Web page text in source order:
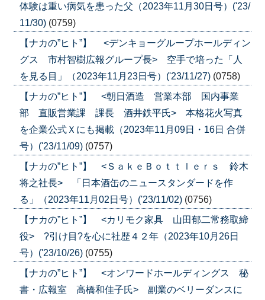
体験は重い病気を患った父（2023年11月30日号）('23/
11/30) (0759)
【ナカの”ヒト”】 <デンキョーグループホールディン
グス 市村智樹広報グループ長> 空手で培った「人
を見る目」（2023年11月23日号）('23/11/27) (0758)
【ナカの”ヒト”】 <朝日酒造 営業本部 国内事業
部 直販営業課 課長 酒井鉄平氏> 本格花火写真
を企業公式Ｘにも掲載（2023年11月09日・16日 合併
号）('23/11/09) (0757)
【ナカの”ヒト”】 <ＳａｋｅＢｏｔｔｌｅｒｓ 鈴木
将之社長> 「日本酒缶のニュースタンダードを作
る」（2023年11月02日号）('23/11/02) (0756)
【ナカの”ヒト”】 <カリモク家具 山田郁二常務取締
役> ?引け目?を心に社歴４２年（2023年10月26日
号）('23/10/26) (0755)
【ナカの”ヒト”】 <オンワードホールディングス 秘
書・広報室 高橋和佳子氏> 副業のベリーダンスに